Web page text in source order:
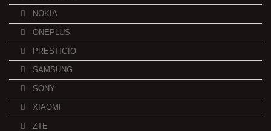
NOKIA
ONEPLUS
PRESTIGIO
SAMSUNG
SONY
XIAOMI
ZTE